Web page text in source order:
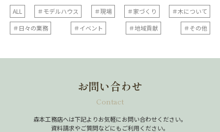
ALL ＃モデルハウス ＃現場 ＃家づくり
＃木について
＃日々の業務
＃イベント ＃地域貢献 ＃その他
お問い合わせ
Contact
森本工務店へは下記よりお気軽にお問い合わせください。
資料請求やご質問などにもご利用ください。